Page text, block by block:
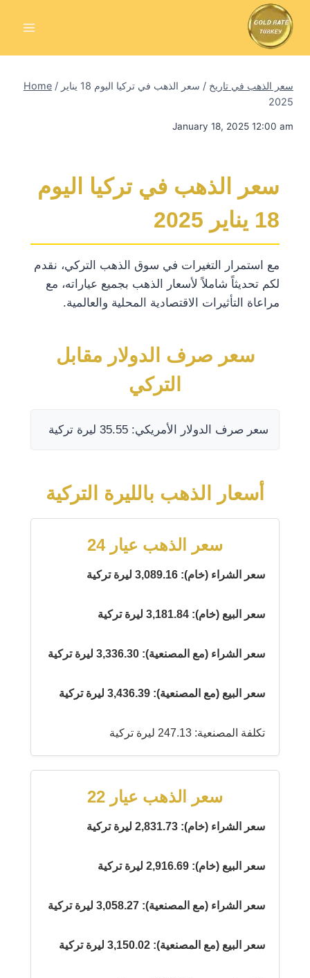
Home / سعر الذهب في تاريخ /
سعر الذهب في تركيا اليوم 18 يناير
2025
January 18, 2025 12:00 am
سعر الذهب في تركيا اليوم
18 يناير 2025
مع استمرار التغيرات في سوق الذهب التركي، نقدم
لكم تحديثاً شاملاً لأسعار الذهب بجميع عياراته، مع
مراعاة التأثيرات الاقتصادية المحلية والعالمية.
سعر صرف الدولار مقابل
التركي
سعر صرف الدولار الأمريكي: 35.55 ليرة تركية
أسعار الذهب بالليرة التركية
سعر الذهب عيار 24
سعر الشراء (خام): 3,089.16 ليرة تركية
سعر البيع (خام): 3,181.84 ليرة تركية
سعر الشراء (مع المصنعية): 3,336.30 ليرة تركية
سعر البيع (مع المصنعية): 3,436.39 ليرة تركية
تكلفة المصنعية: 247.13 ليرة تركية
سعر الذهب عيار 22
سعر الشراء (خام): 2,831.73 ليرة تركية
سعر البيع (خام): 2,916.69 ليرة تركية
سعر الشراء (مع المصنعية): 3,058.27 ليرة تركية
سعر البيع (مع المصنعية): 3,150.02 ليرة تركية